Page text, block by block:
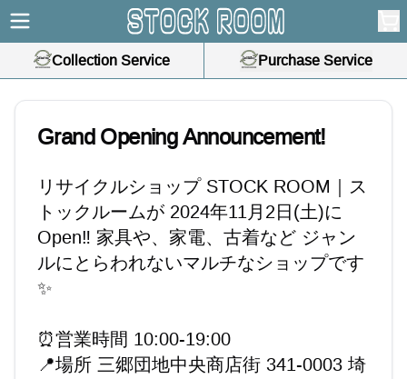
Collection Service Purchase Service
Grand Opening Announcement!
リサイクルショップ STOCK ROOM｜ス
トックルームが 2024年11月2日(土)に
Open‼️ 家具や、家電、古着など ジャン
ルにとらわれないマルチなショップです
✨
⏰営業時間 10:00-19:00
📍場所 三郷団地中央商店街 341-0003 埼